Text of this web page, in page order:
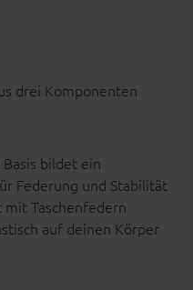
drei Komponenten
Basis bildet ein
Federung und Stabilität
Taschenfedern
auf deinen Körper